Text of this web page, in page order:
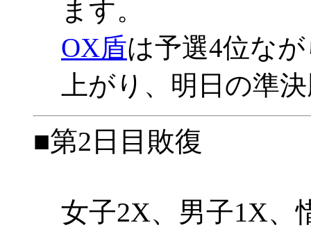
ます。
OX盾は予選4位な
上がり、明日の準
■第2日目敗復
女子2X、男子1X、